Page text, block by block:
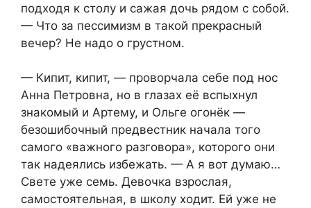
подходя к столу и сажая дочь рядом с собой.
— Что за пессимизм в такой прекрасный
вечер? Не надо о грустном.
— Кипит, кипит, — проворчала себе под нос
Анна Петровна, но в глазах её вспыхнул
знакомый и Артему, и Ольге огонёк —
безошибочный предвестник начала того
самого «важного разговора», которого они
так надеялись избежать. — А я вот думаю…
Свете уже семь. Девочка взрослая,
самостоятельная, в школу ходит. Ей уже не